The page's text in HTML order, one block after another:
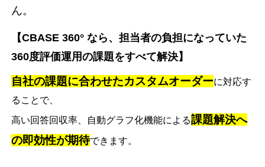
ん。
【CBASE 360° なら、担当者の負担になっていた
360度評価運用の課題をすべて解決】
自社の課題に合わせたカスタムオーダーに対応す
ることで、
高い回答回収率、自動グラフ化機能による課題解決へ
の即効性が期待できます。